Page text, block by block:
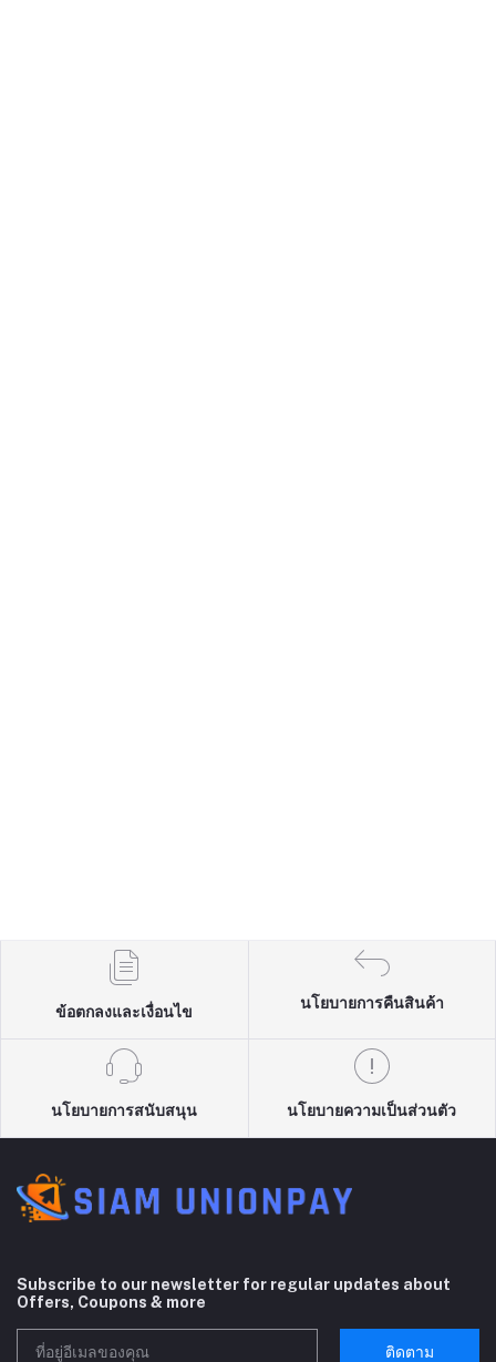
ข้อตกลงและเงื่อนไข
นโยบายการคืนสินค้า
นโยบายการสนับสนุน นโยบายความเป็นส่วนตัว
Subscribe to our newsletter for regular updates about
Offers, Coupons & more
ติดตาม